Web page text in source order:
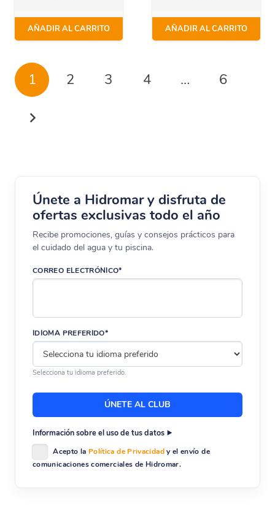
AÑADIR AL CARRITO AÑADIR AL CARRITO
1 2 3 4 … 6
Únete a Hidromar y disfruta de
ofertas exclusivas todo el año
Recibe promociones, guías y consejos prácticos para
el cuidado del agua y tu piscina.
CORREO ELECTRÓNICO*
IDIOMA PREFERIDO*
Selecciona tu idioma preferido.
Información sobre el uso de tus datos
Acepto la Política de Privacidady el envío de
comunicaciones comerciales de Hidromar.